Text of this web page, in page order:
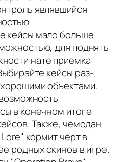
являвшийся
кейсы мало больше
для поднять
нате приемка
кейсы раз-
объектами.
в конечном итоге
Также, чемодан
кормит черт в
родных скинов в игре.